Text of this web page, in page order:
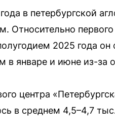
в петербургской
Относительно
2025 года
в январе и июне из-за
центра
в среднем 4,5–4,7